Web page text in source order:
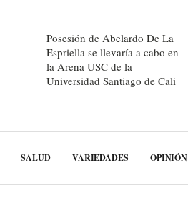
Posesión de Abelardo De La
Espriella se llevaría a cabo en
la Arena USC de la
Universidad Santiago de Cali
SALUD VARIEDADES OPINIÓN